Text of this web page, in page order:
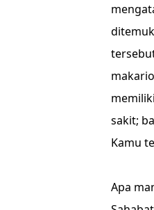
sakit;
Kamu
Apa